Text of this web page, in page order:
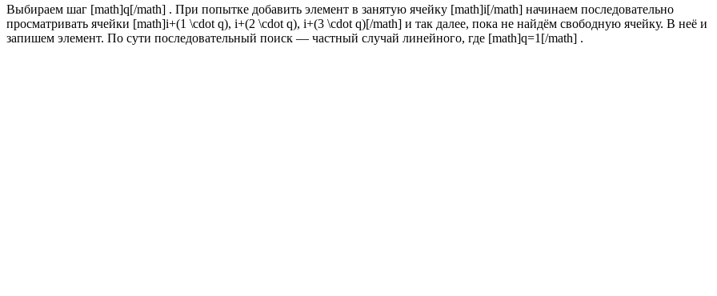
Выбираем шаг [math]q[/math] . При попытке добавить элемент в занятую ячейку [math]i[/math] начинаем последовательно
просматривать ячейки [math]i+(1 \cdot q), i+(2 \cdot q), i+(3 \cdot q)[/math] и так далее, пока не найдём свободную ячейку. В неё и
запишем элемент. По сути последовательный поиск — частный случай линейного, где [math]q=1[/math] .